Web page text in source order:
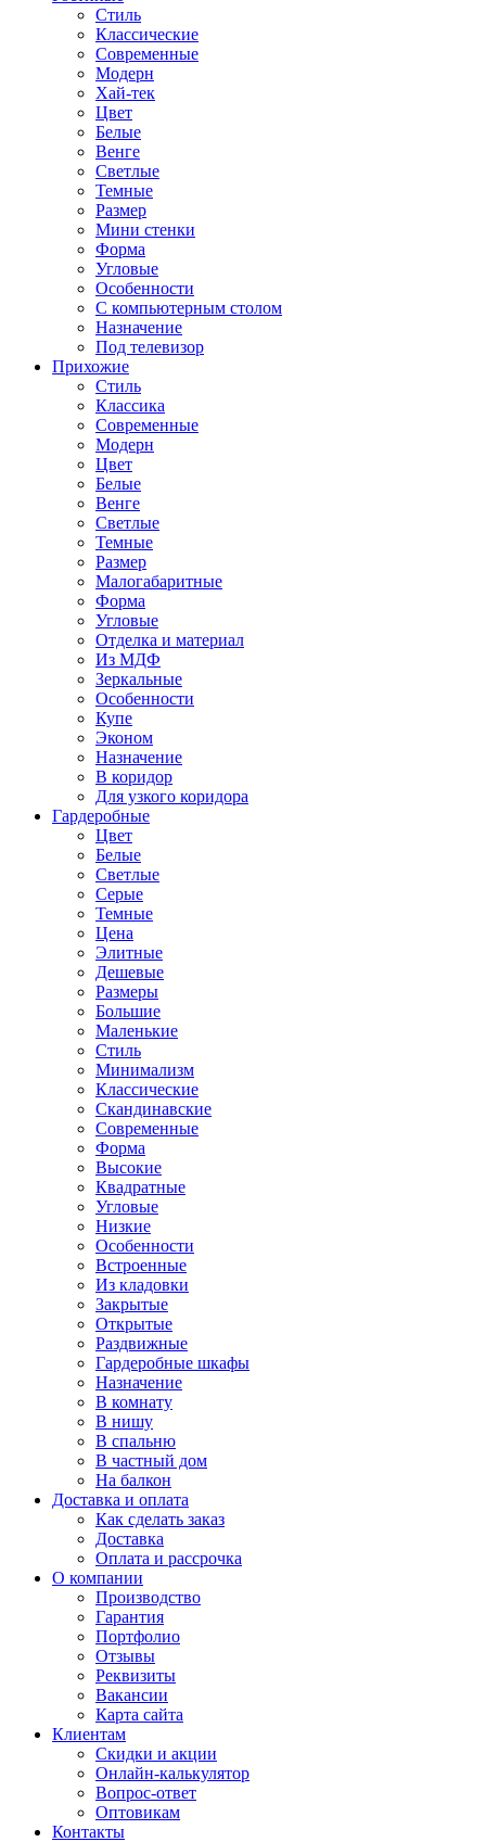
Стиль
Классические
Современные
Модерн
Хай-тек
Цвет
Белые
Венге
Светлые
Темные
Размер
Мини стенки
Форма
Угловые
Особенности
С компьютерным столом
Назначение
Под телевизор
Прихожие
Стиль
Классика
Современные
Модерн
Цвет
Белые
Венге
Светлые
Темные
Размер
Малогабаритные
Форма
Угловые
Отделка и материал
Из МДФ
Зеркальные
Особенности
Купе
Эконом
Назначение
В коридор
Для узкого коридора
Гардеробные
Цвет
Белые
Светлые
Серые
Темные
Цена
Элитные
Дешевые
Размеры
Большие
Маленькие
Стиль
Минимализм
Классические
Скандинавские
Современные
Форма
Высокие
Квадратные
Угловые
Низкие
Особенности
Встроенные
Из кладовки
Закрытые
Открытые
Раздвижные
Гардеробные шкафы
Назначение
В комнату
В нишу
В спальню
В частный дом
На балкон
Доставка и оплата
Как сделать заказ
Доставка
Оплата и рассрочка
О компании
Производство
Гарантия
Портфолио
Отзывы
Реквизиты
Вакансии
Карта сайта
Клиентам
Скидки и акции
Онлайн-калькулятор
Вопрос-ответ
Оптовикам
Контакты